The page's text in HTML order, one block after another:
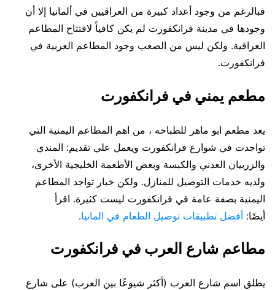
فبالرغم من وجود أعداد كبيرة من العراقيين في ألمانيا إلا أن
وجودها في مدينة فرانكفورت لم يكن كافياً لافتتاح المطاعم
العراقية. ولكن ليس من الصعب وجود المطاعم العربية في
فرانكفورت.
مطعم يمني في فرانكفورت
يعد مطعم ابو ماهر للطباخه ، من اهم المطاعم اليمنية التي
تواجدت في شوارع فرانكفورت ويعمل علي تقديم: المندي
والزربيان العدني والكبسة وبعض الأطعمة الخليجية الأخرى،
ولديه خدمات التوصيل للمنازل. ولكن خيار تواجد المطاعم
اليمنية بصفة عامة في فرانكفورت ليست كثيرة. اقرأ
أيضًا: أفضل تطبيقات توصيل الطعام في المانيا.
مطاعم شارع العرب في فرانكفورت
يطلق اسم شارع العرب (أكثر شيوعًا بين العرب) على شارع